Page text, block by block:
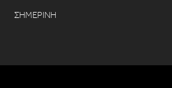
ΣΗΜΕΡΙΝΗ